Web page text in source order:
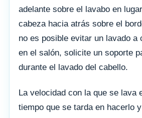
adelante sobre el lavabo en
cabeza hacia atrás sobre el
no es posible evitar un lavado a
en el salón, solicite un soporte
durante el lavado del cabello.
La velocidad con la que se lava
tiempo que se tarda en hacerlo